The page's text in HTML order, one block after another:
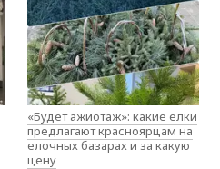
«Будет ажиотаж»: какие елки
предлагают красноярцам на
елочных базарах и за какую
цену